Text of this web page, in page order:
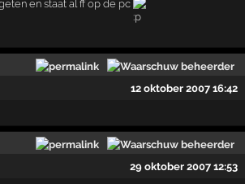
en staat al ff op de pc
12 oktober 2007 16:42
29 oktober 2007 12:53